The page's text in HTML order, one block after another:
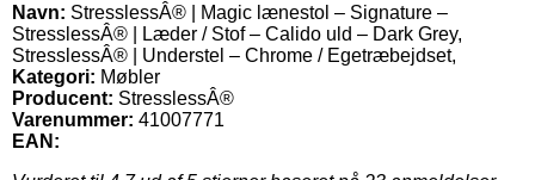
Navn: StresslessÂ® | Magic lænestol – Signature –
StresslessÂ® | Læder / Stof – Calido uld – Dark Grey,
StresslessÂ® | Understel – Chrome / Egetræbejdset,
Kategori: Møbler
Producent: StresslessÂ®
Varenummer: 41007771
EAN: